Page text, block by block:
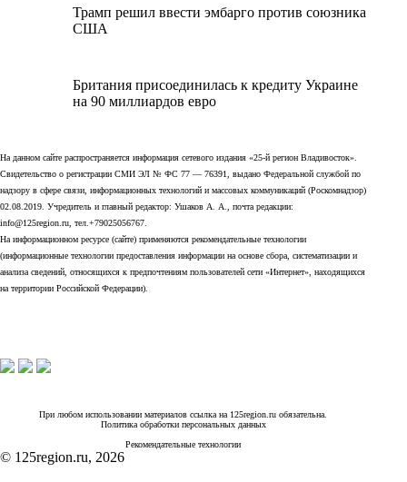
Трамп решил ввести эмбарго против союзника
США
Британия присоединилась к кредиту Украине
на 90 миллиардов евро
На данном сайте распространяется информация сетевого издания «25-й регион Владивосток».
Свидетельство о регистрации СМИ ЭЛ № ФС 77 — 76391, выдано Федеральной службой по
надзору в сфере связи, информационных технологий и массовых коммуникаций (Роскомнадзор)
02.08.2019. Учредитель и главный редактор: Ушаков А. А., почта редакции:
info@125region.ru, тел.+79025056767.
На информационном ресурсе (сайте) применяются рекомендательные технологии
(информационные технологии предоставления информации на основе сбора, систематизации и
анализа сведений, относящихся к предпочтениям пользователей сети «Интернет», находящихся
на территории Российской Федерации).
При любом использовании материалов ссылка на 125region.ru обязательна.
Политика обработки персональных данных
Рекомендательные технологии
© 125region.ru, 2026